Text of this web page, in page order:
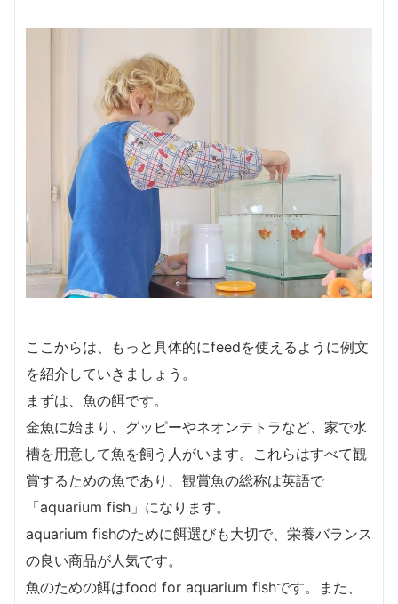
ここからは、もっと具体的にfeedを使えるように例文
を紹介していきましょう。
まずは、魚の餌です。
金魚に始まり、グッピーやネオンテトラなど、家で水
槽を用意して魚を飼う人がいます。これらはすべて観
賞するための魚であり、観賞魚の総称は英語で
「aquarium fish」になります。
aquarium fishのために餌選びも大切で、栄養バランス
の良い商品が人気です。
魚のための餌はfood for aquarium fishです。また、